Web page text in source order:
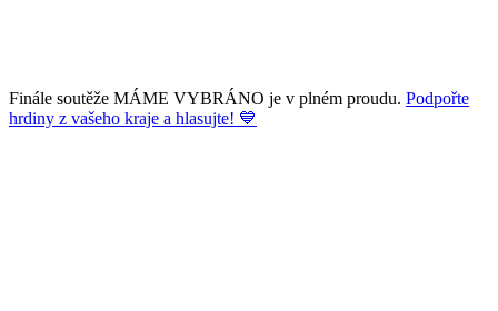
Finále soutěže MÁME VYBRÁNO je v plném proudu. Podpořte
hrdiny z vašeho kraje a hlasujte! 💙